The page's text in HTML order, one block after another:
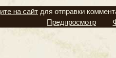
на сайт для отправки
Предпросмотр